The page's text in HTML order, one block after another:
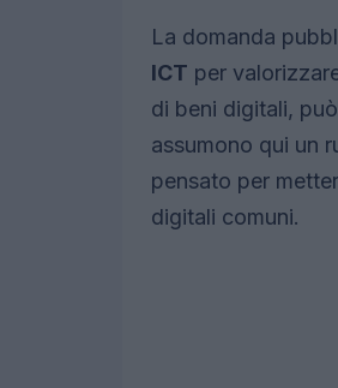
La domanda
ICT per
di beni digitali,
assumono qui un
pensato per
digitali comuni.